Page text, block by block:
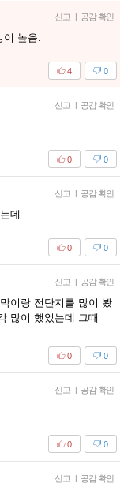
신고 | 공감 확인
이 높음.
0
4
신고 | 공감 확인
0
0
신고 | 공감 확인
데
0
0
신고 | 공감 확인
이랑 전단지를 많이 봤
많이 했었는데 그때
0
0
신고 | 공감 확인
0
0
신고 | 공감 확인